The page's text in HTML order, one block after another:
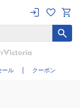
ール クーポン